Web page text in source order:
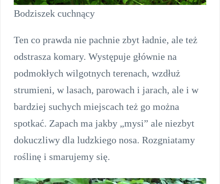
Bodziszek cuchnący
Ten co prawda nie pachnie zbyt ładnie, ale też
odstrasza komary. Występuje głównie na
podmokłych wilgotnych terenach, wzdłuż
strumieni, w lasach, parowach i jarach, ale i w
bardziej suchych miejscach też go można
spotkać. Zapach ma jakby „mysi” ale niezbyt
dokuczliwy dla ludzkiego nosa. Rozgniatamy
roślinę i smarujemy się.